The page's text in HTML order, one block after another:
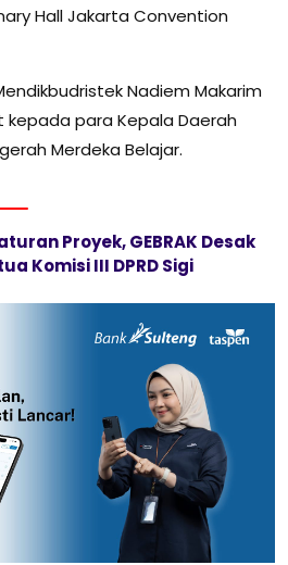
Hall Jakarta Convention
Nadiem Makarim
para Kepala Daerah
Merdeka Belajar.
Proyek, GEBRAK Desak
Komisi III DPRD Sigi